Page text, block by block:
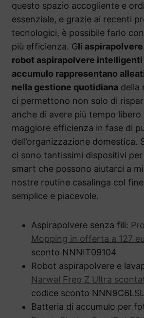
questo spazio accogliente e
essenziale, e grazie ai recenti
tecnologici, è possibile farlo
più efficienza. Gli
robot aspirapolvere intelligenti
accumulo rappresentano
nella gestione quotidiana della
ci permettono non solo di
anche di avere più tempo libero
maggiore efficienza in fase di
dell’organizzazione domestica.
ci sono tantissimi dispositivi
smart che possono aiutarci a
nostre routine casalinga col
semplice e piacevole.
Aspirapolvere senza fili:
Mopping in offerta a 127
sconto NNNIT09104
Robot aspirapolvere e
Narwal Freo Z Ultra
codice sconto
Batteria di accumulo per